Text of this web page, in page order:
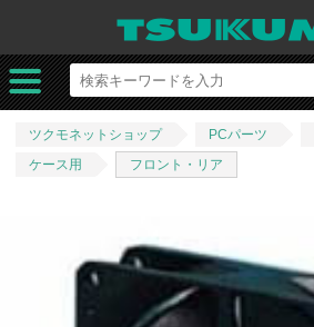
ツクモネットショップ PCパーツ
ケース用
フロント・リア